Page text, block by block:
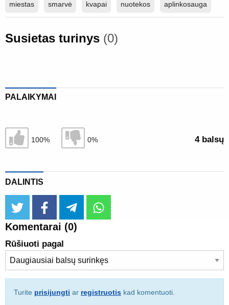
miestas smarvė kvapai nuotekos aplinkosauga
Susietas turinys (0)
PALAIKYMAI
Sutinku
100% Nesutinku
0% 4 balsų
DALINTIS
twitter facebook telegram
Komentarai (0)
Rūšiuoti pagal
Turite prisijungti ar registruotis kad komentuoti.